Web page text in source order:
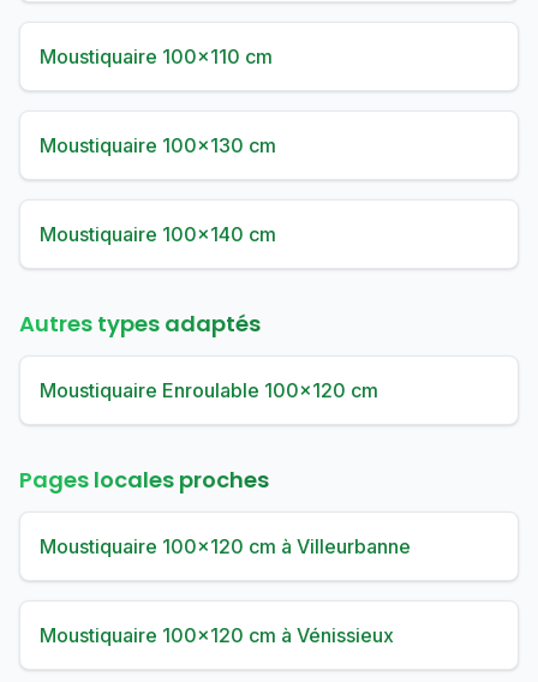
Moustiquaire 100×110 cm
Moustiquaire 100×130 cm
Moustiquaire 100×140 cm
Autres types adaptés
Moustiquaire Enroulable 100×120 cm
Pages locales proches
Moustiquaire 100×120 cm à Villeurbanne
Moustiquaire 100×120 cm à Vénissieux